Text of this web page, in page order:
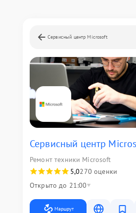
Сервисный центр Microsoft
Сервисный центр
Ремонт техники Microsoft
5,0270 оценки
Открыто до 21:00
Маршрут